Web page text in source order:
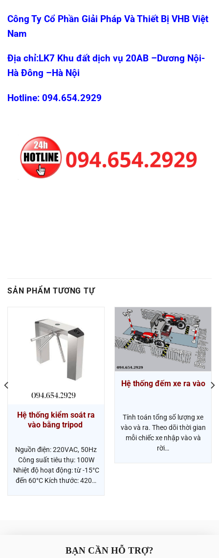
Công Ty Cổ Phần Giải Pháp Và Thiết Bị VHB Việt
Nam
Địa chỉ:LK7 Khu đất dịch vụ 20AB –Dương Nội-
Hà Đông –Hà Nội
Hotline: 094.654.2929
SẢN PHẨM TƯƠNG TỰ
Hệ thống kiểm soát ra
vào bằng tripod
Nguồn điện: 220VAC, 50Hz
Công suất tiêu thụ: 100W
Nhiệt độ hoạt động: từ -15°C
đến 60°C Kích thước: 420…
Hệ thống đếm xe ra vào
Tính toán tổng số lượng xe
vào và ra. Theo dõi thời gian
mỗi chiếc xe nhập vào và
rời…
BẠN CẦN HỖ TRỢ?